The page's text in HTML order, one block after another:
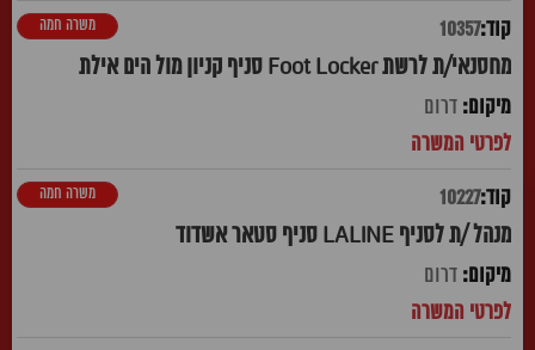
10357
מחסנאי/ת לרשת Foot Locker סניף קניון מול הים אילת
משרה חמה
דרום
10227
מנהל /ת לסניף LALINE סניף סטאר אשדוד
משרה חמה
דרום